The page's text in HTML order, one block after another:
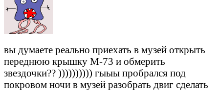
вы думаете реально приехать в музей открыть
переднюю крышку М-73 и обмерить
звездочки?? )))))))))) гыыы пробрался под
покровом ночи в музей разобрать двиг сделать